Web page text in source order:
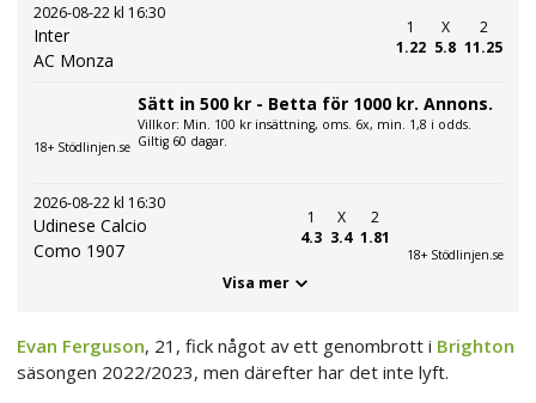
2026-08-22 kl 16:30
Inter
AC Monza
1
1.22
X
5.8
2
11.25
18+ Stödlinjen.se
Sätt in 500 kr - Betta för 1000 kr. Annons.
Villkor: Min. 100 kr insättning, oms. 6x, min. 1,8 i odds.
Giltig 60 dagar.
2026-08-22 kl 16:30
Udinese Calcio
Como 1907
1
4.3
X
3.4
2
1.81
18+ Stödlinjen.se
Visa mer
Evan Ferguson, 21, fick något av ett genombrott i Brighton
säsongen 2022/2023, men därefter har det inte lyft.